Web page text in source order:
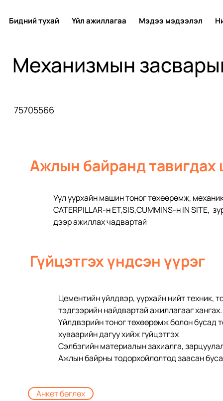
Бидний тухай Үйл ажиллагаа Мэдээ мэдээлэл
Механизмын
75705566
Ажлын байранд тавигдах
Уул уурхайн машин тоног төхөөрөмж,
CATERPILLAR-н ЕT,SIS,CUMMINS-н IN SITE,
дээр ажиллах чадвартай
Гүйцэтгэх үндсэн үүрэг
Цементийн үйлдвэр, уурхайн нийт техник,
тэдгээрийн найдвартай ажиллагааг хангах.
Үйлдвэрийн тоног төхөөрөмж болон бусад
хуваарийн дагуу хийж гүйцэтгэх
Сэлбэгийн материалын захиалга,
Ажлын байрны тодорхойлолтод заасан
Анкет бөглөх